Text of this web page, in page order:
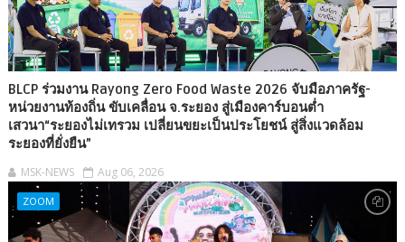
BLCP ร่วมงาน Rayong Zero Food Waste 2026 จับมือภาครัฐ-
หน่วยงานท้องถิ่น ขับเคลื่อน จ.ระยอง สู่เมืองคาร์บอนต่ำ
เสวนา“ระยองไม่เทรวม เปลี่ยนขยะเป็นประโยชน์ สู่สิ่งแวดล้อม
ระยองที่ยั่งยืน”
MSK-NEWS Aug 06, 2026
ZOOM